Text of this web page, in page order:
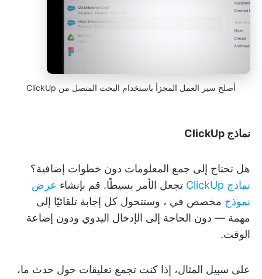
أصلح سير العمل المجزأ باستخدام البحث المتصل من ClickUp
نماذج ClickUp
هل تحتاج إلى جمع المعلومات دون خطوات إضافية؟
نماذج ClickUp
تجعل الأمر بسيطًا. قم بإنشاء عرض
نموذج مخصص في ، وستتحول كل إجابة تلقائيًا إلى
مهمة — دون الحاجة إلى الإدخال اليدوي ودون إضاعة
الوقت.
على سبيل المثال، إذا كنت تجمع تعليقات حول حدث ما،